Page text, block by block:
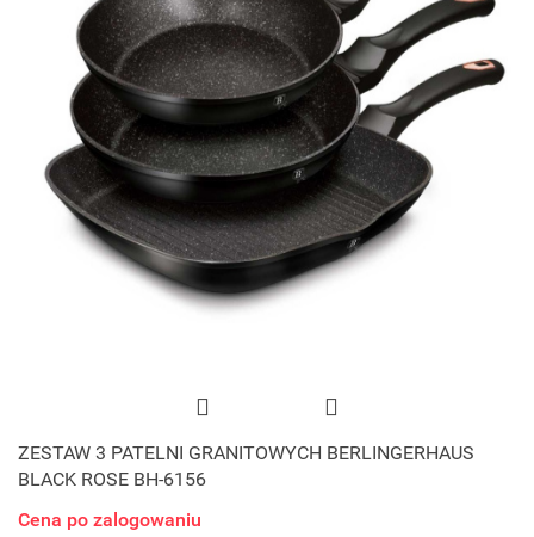
ZESTAW 3 PATELNI GRANITOWYCH BERLINGERHAUS
BLACK ROSE BH-6156
Cena po zalogowaniu